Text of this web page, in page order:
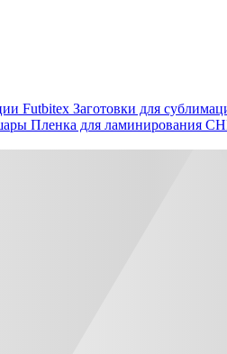
Futbitex Заготовки для
Пленка для ламинирования